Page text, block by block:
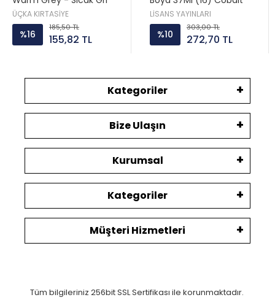
(718)
ÜÇKA KIRTASİYE
%16
185,50 TL
155,82 TL
Vıolet Hue Cobalt Mor 194
Lv-Wn-1414194
LİSANS YAYINLARI
%10
303,00 TL
272,70 TL
Kategoriler
Bize Ulaşın
Kurumsal
Kategoriler
Müşteri Hizmetleri
Tüm bilgileriniz 256bit SSL Sertifikası ile korunmaktadır.